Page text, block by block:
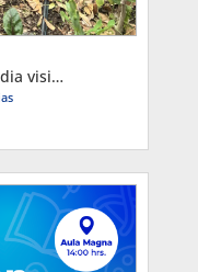
Reykjavík University de Islandia visita la FEN y proyecta convenio de intercambio y sustentabilidad